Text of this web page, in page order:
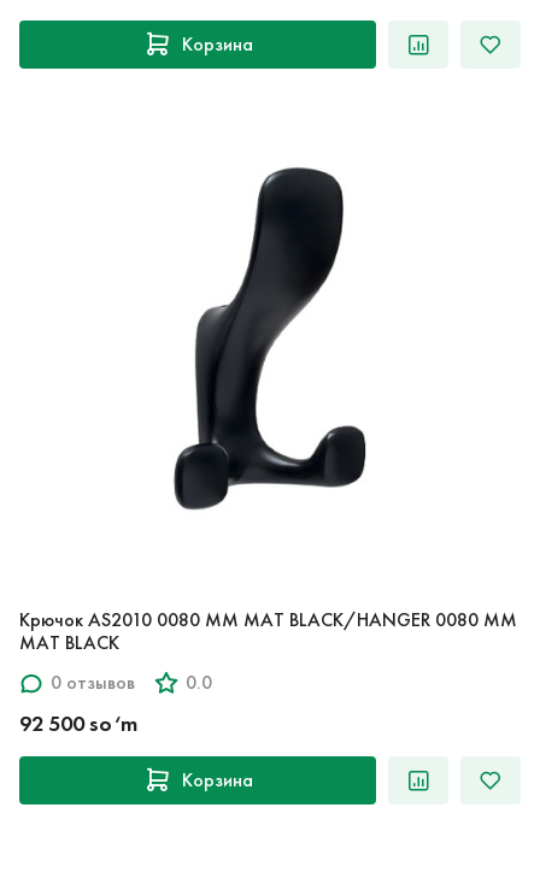
Корзина
Крючок AS2010 0080 MM MAT BLACK/HANGER 0080 MM
MAT BLACK
0 отзывов
0.0
92 500 so‘m
Корзина